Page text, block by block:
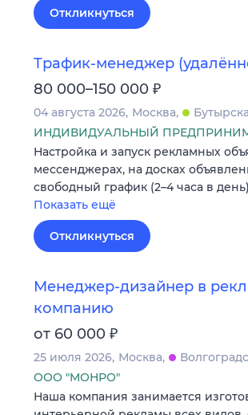
Откликнуться
Трафик‑менеджер
80 000–150 000 ₽
04 августа 2026 Москва
ИНДИВИДУАЛЬНЫЙ
Настройка и запуск рекламных
мессенджерах, на досках
свободный график (2–4 часа в
Показать ещё
Откликнуться
Менеджер-дизайнер в
компанию
от 60 000 ₽
25 июля 2026 Москва
ООО "МОНРО"
Наша компания занимается